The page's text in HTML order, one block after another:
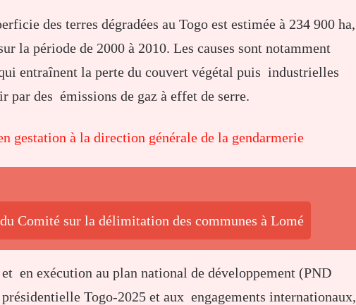
des terres dégradées au Togo est estimée à 234 900 ha,
la période de 2000 à 2010. Les causes sont notamment
entraînent la perte du couvert végétal puis industrielles
des émissions de gaz à effet de serre.
gestation à la direction générale de la gendarmerie
Comité sur la délimitation des communes à Lomé
en exécution au plan national de développement (PND
Togo-2025 et aux engagements internationaux,